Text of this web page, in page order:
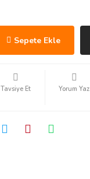
Sepete Ekle
Tavsiye Et Yorum Yaz